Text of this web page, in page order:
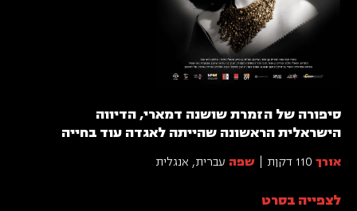
סיפורה של הזמרת שושנה דמארי, הדיווה
הישראלית הראשונה שהייתה לאגדה עוד בחייה
אורך שפה עברית, אנגלית
לצפייה בסרט